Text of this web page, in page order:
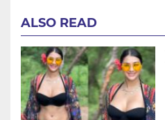
ALSO READ